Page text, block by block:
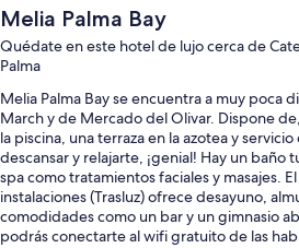
Melia Palma Bay
Quédate en este hotel de lujo cerca de
Palma
Melia Palma Bay se encuentra a muy poca
March y de Mercado del Olivar. Dispone
la piscina, una terraza en la azotea y
descansar y relajarte, ¡genial! Hay un baño
spa como tratamientos faciales y masajes.
instalaciones (Trasluz) ofrece desayuno,
comodidades como un bar y un gimnasio
podrás conectarte al wifi gratuito de las